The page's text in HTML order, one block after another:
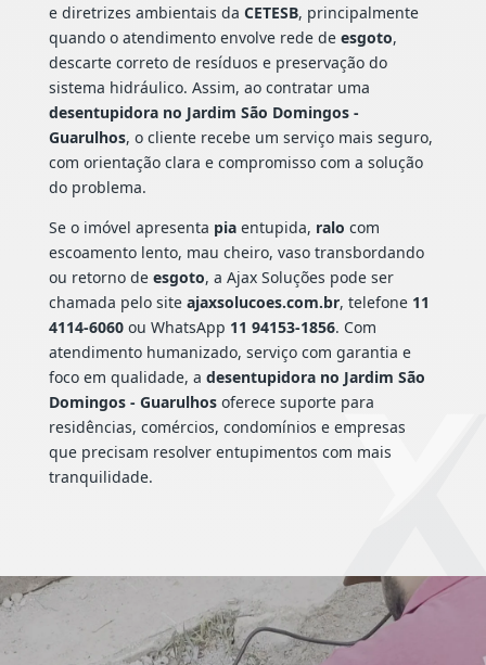
e diretrizes ambientais da CETESB, principalmente
quando o atendimento envolve rede de esgoto,
descarte correto de resíduos e preservação do
sistema hidráulico. Assim, ao contratar uma
desentupidora no Jardim São Domingos -
Guarulhos, o cliente recebe um serviço mais seguro,
com orientação clara e compromisso com a solução
do problema.
Se o imóvel apresenta piaentupida, ralo com
escoamento lento, mau cheiro, vaso transbordando
ou retorno de esgoto, a Ajax Soluções pode ser
chamada pelo site ajaxsolucoes.com.br, telefone 11
4114-6060ou WhatsApp 11 94153-1856. Com
atendimento humanizado, serviço com garantia e
foco em qualidade, a desentupidora no Jardim São
Domingos - Guarulhosoferece suporte para
residências, comércios, condomínios e empresas
que precisam resolver entupimentos com mais
tranquilidade.